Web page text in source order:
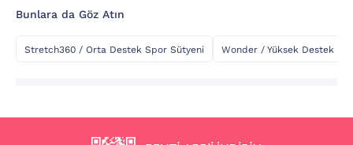
Bunlara da Göz Atın
Stretch360 / Orta Destek Spor Sütyeni Wonder / Yüksek Destek